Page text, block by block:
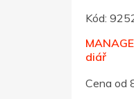
Kód:
diář
Cena od